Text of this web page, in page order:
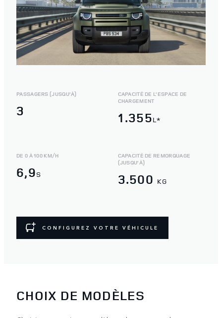
PASSAGERS (JUSQU’À)
3
CAPACITÉ DE L’ESPACE DE
CHARGEMENT
1.355L*
DE 0 À 100 KM/H
6,9S
CAPACITÉ DE REMORQUAGE
(JUSQU’À)
3.500 KG
CONFIGUREZ VOTRE VÉHICULE
CHOIX DE MODÈLES